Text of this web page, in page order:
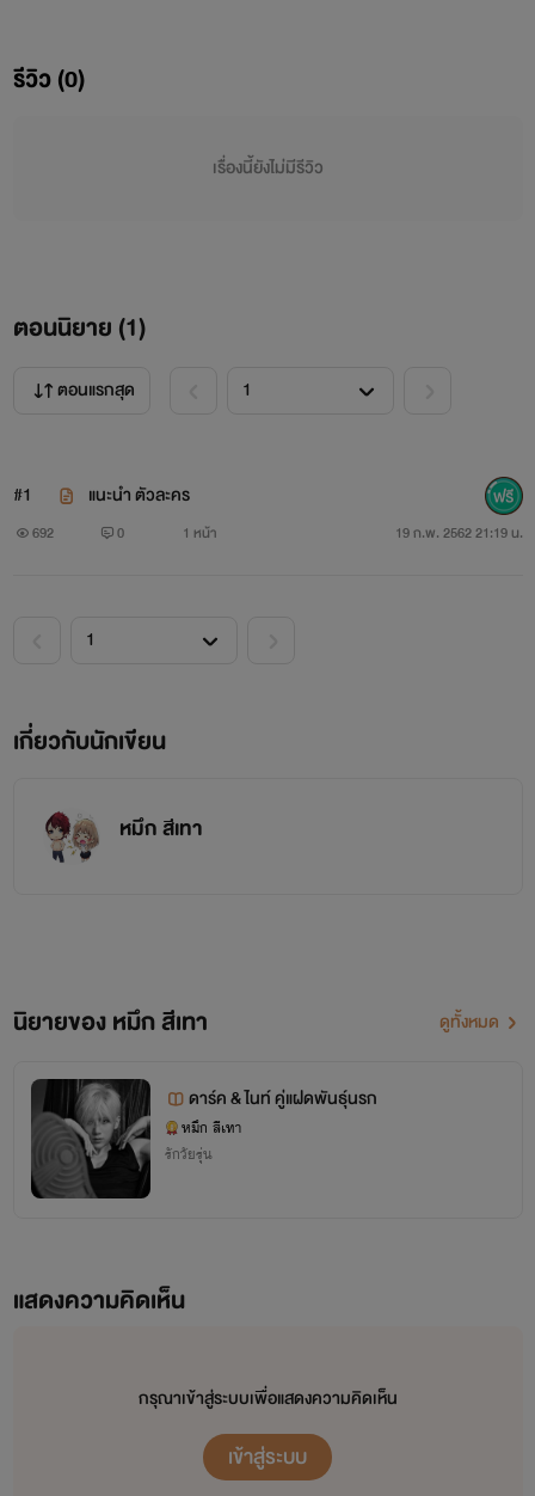
=br=
อคิน : หล่อ รวย นิสัยเย็นชาจนดูไร้หัวใจ
อลิน : น่ารัก ร่าเริง ใสซื่อ ไร้เดียงสาจนดูอ่อนต่อโลก
รีวิว (0)
เรื่องนี้ยังไม่มีรีวิว
ตอนนิยาย (1)
ตอนแรกสุด
#1 แนะนำ ตัวละคร
692 0 1 หน้า 19 ก.พ. 2562 21:19 น.
เกี่ยวกับนักเขียน
หมึก สีเทา
นิยายของ หมึก สีเทา ดูทั้งหมด
ดาร์ค & ไนท์ คู่แฝดพันธ์ุนรก
หมึก สีเทา
รักวัยรุ่น
แสดงความคิดเห็น
กรุณาเข้าสู่ระบบเพื่อแสดงความคิดเห็น
เข้าสู่ระบบ